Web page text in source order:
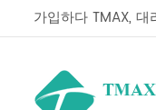
가입하다 TMAX,